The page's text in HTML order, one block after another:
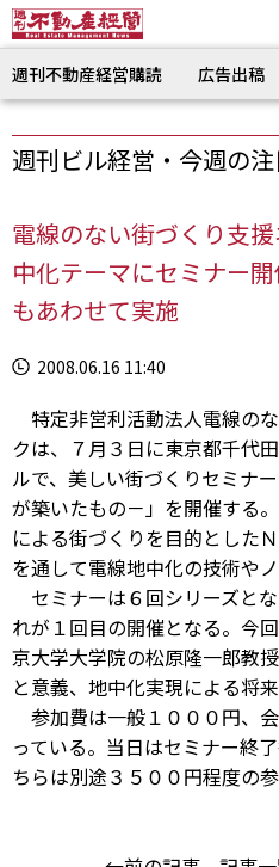
週刊不動産経営購読 広告出稿
週刊ビル経営・今週の
電線のない街づくり支
中化テーマにセミナー
もあわせて実施
2008.06.16 11:40
特定非営利活動法人電線の
クは、７月３日に東京都千代
ルで、美しい街づくりセミナ
が築いたもの－」を開催する
による街づくりを目的とした
を通して電線地中化の技術や
セミナーは６回シリーズと
れが１回目の開催となる。今
京大学大学院の松原隆一郎教
と意義、地中化実現による将
参加費は一般１０００円、
っている。当日はセミナー終
ちらは別途３５００円程度の